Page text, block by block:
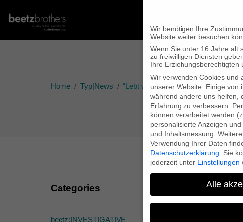
Home Typ|News “Lebt wohl, Genossen!”-Premiere
Categories
beetz:INVESTIGATIVE
Wir benötigen Ihre
Website weiter besuchen
Wenn Sie unter 16 Jahre alt
zu freiwilligen Diensten
Ihre Erziehungsberechtigten
Wir verwenden Cookies und
unserer Website. Einige von
während andere uns helfen,
Erfahrung zu verbessern.
können verarbeitet werden
personalisierte Anzeigen
und Inhaltsmessung.
Verwendung Ihrer Daten
Datenschutzerklärung
Sie
jederzeit unter Einstellungen
Alle